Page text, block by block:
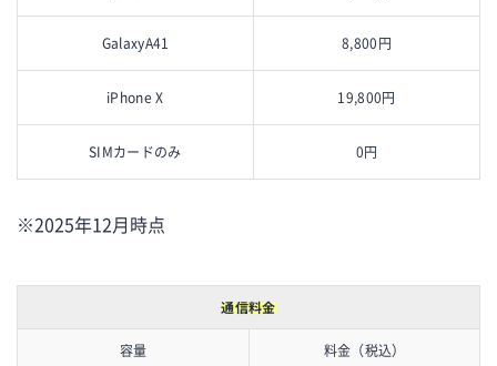
GalaxyA41 8,800円
iPhone X 19,800円
SIMカードのみ 0円
※2025年12月時点
通信料金
容量 料金（税込）